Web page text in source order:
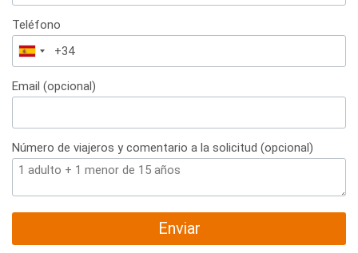
Teléfono
España
+34
Email (opcional)
Número de viajeros y comentario a la solicitud (opcional)
Enviar